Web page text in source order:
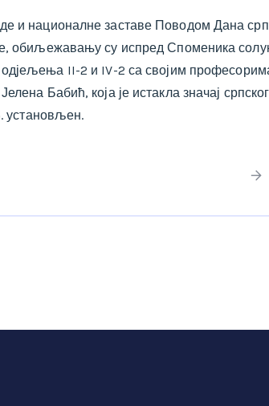
и националне заставе Поводом Дана
обиљежавању су испред Споменика
II-2 и IV-2 са својим
Бабић, која је истакла значај српског
установљен.